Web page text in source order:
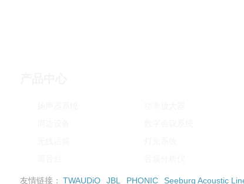
友情链接： TWAUDiO JBL PHONIC Seeburg Acoustic